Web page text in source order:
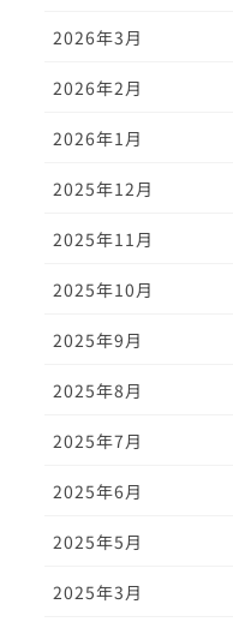
2026年3月
2026年2月
2026年1月
2025年12月
2025年11月
2025年10月
2025年9月
2025年8月
2025年7月
2025年6月
2025年5月
2025年3月